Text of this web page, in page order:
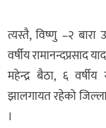
त्यस्तै, विष्णु –२ बारा
वर्षीय रामानन्दप्रसाद
महेन्द्र बैठा, ६
झालगायत रहेको
।